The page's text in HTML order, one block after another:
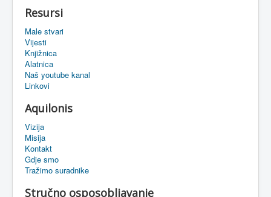
Oaza
Sistemski alati
eMapa
Resursi
Male stvari
Vijesti
Knjižnica
Alatnica
Naš youtube kanal
Linkovi
Aquilonis
Vizija
Misija
Kontakt
Gdje smo
Tražimo suradnike
Stručno osposobljavanje